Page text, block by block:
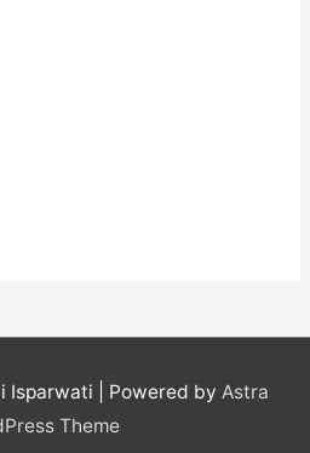
Isparwati | Powered by Astra
Theme